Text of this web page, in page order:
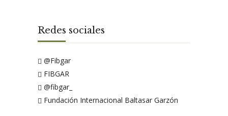
Redes sociales
@Fibgar
FIBGAR
@fibgar_
Fundación Internacional Baltasar Garzón